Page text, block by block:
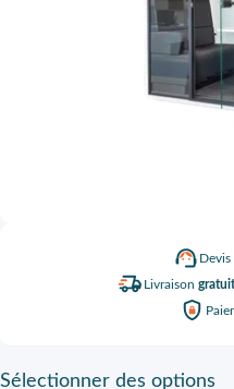
Devis
Livraison
Sélectionner des options